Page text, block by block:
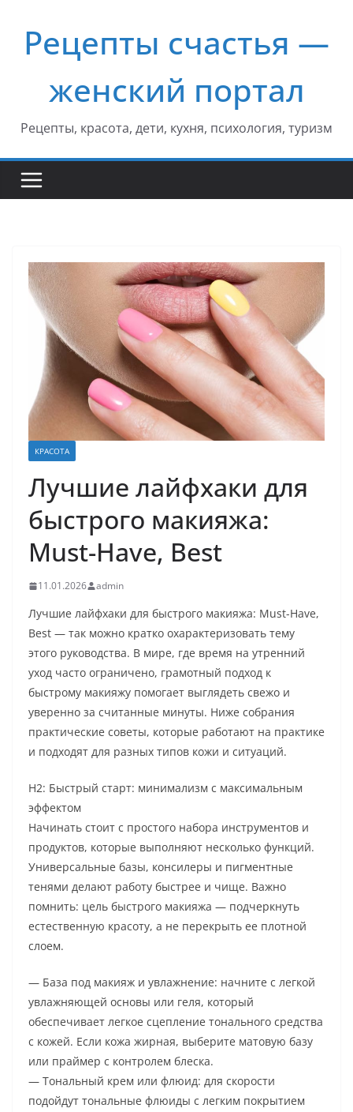
содержимому
Рецепты счастья —
женский портал
Рецепты, красота, дети, кухня, психология, туризм
КРАСОТА
Лучшие лайфхаки для
быстрого макияжа:
Must-Have, Best
11.01.2026 admin
Лучшие лайфхаки для быстрого макияжа: Must-Have,
Best — так можно кратко охарактеризовать тему
этого руководства. В мире, где время на утренний
уход часто ограничено, грамотный подход к
быстрому макияжу помогает выглядеть свежо и
уверенно за считанные минуты. Ниже собрания
практические советы, которые работают на практике
и подходят для разных типов кожи и ситуаций.
H2: Быстрый старт: минимализм с максимальным
эффектом
Начинать стоит с простого набора инструментов и
продуктов, которые выполняют несколько функций.
Универсальные базы, консилеры и пигментные
тенями делают работу быстрее и чище. Важно
помнить: цель быстрого макияжа — подчеркнуть
естественную красоту, а не перекрыть ее плотной
слоем.
— База под макияж и увлажнение: начните с легкой
увлажняющей основы или геля, который
обеспечивает легкое сцепление тонального средства
с кожей. Если кожа жирная, выберите матовую базу
или праймер с контролем блеска.
— Тональный крем или флюид: для скорости
подойдут тональные флюиды с легким покрытием